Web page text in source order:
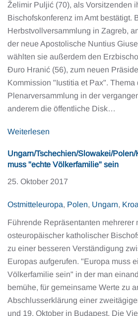
Želimir Puljić (70), als Vorsitzenden
Bischofskonferenz im Amt bestätigt.
Herbstvollversammlung in Zagreb,
der neue Apostolische Nuntius
wählten sie außerdem den
Đuro Hranić (56), zum neuen
Kommission "Iustitia et Pax". Thema
Plenarversammlung in der
anderem die öffentliche Disk…
Weiterlesen
Ungarn/Tschechien/Slowakei/
muss "echte Völkerfamilie" sein
25. Oktober 2017
Ostmitteleuropa, Polen, Ungarn,
Führende Repräsentanten mehrerer
osteuropäischer katholischer
zu einer besseren Verständigung
Europas aufgerufen. "Europa muss
Völkerfamilie sein" in der man
bemühe, für gemeinsame Werte zu
Abschlusserklärung einer
und 19. Oktober in Budapest. Die